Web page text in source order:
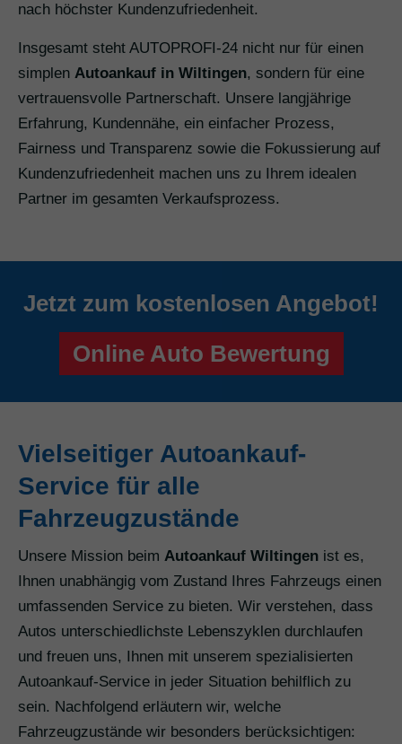
nach höchster Kundenzufriedenheit.
Insgesamt steht AUTOPROFI-24 nicht nur für einen
simplen Autoankauf in Wiltingen, sondern für eine
vertrauensvolle Partnerschaft. Unsere langjährige
Erfahrung, Kundennähe, ein einfacher Prozess,
Fairness und Transparenz sowie die Fokussierung auf
Kundenzufriedenheit machen uns zu Ihrem idealen
Partner im gesamten Verkaufsprozess.
Jetzt zum kostenlosen Angebot!
Online Auto Bewertung
Vielseitiger Autoankauf-
Service für alle
Fahrzeugzustände
Unsere Mission beim Autoankauf Wiltingen ist es,
Ihnen unabhängig vom Zustand Ihres Fahrzeugs einen
umfassenden Service zu bieten. Wir verstehen, dass
Autos unterschiedlichste Lebenszyklen durchlaufen
und freuen uns, Ihnen mit unserem spezialisierten
Autoankauf-Service in jeder Situation behilflich zu
sein. Nachfolgend erläutern wir, welche
Fahrzeugzustände wir besonders berücksichtigen: